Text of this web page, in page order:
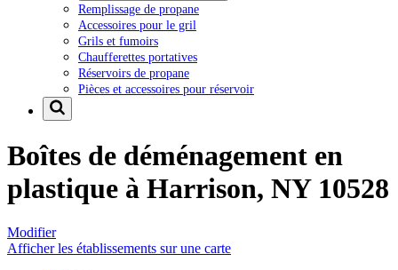
Remplissage de propane
Accessoires pour le gril
Grils et fumoirs
Chaufferettes portatives
Réservoirs de propane
Pièces et accessoires pour réservoir
Boîtes de déménagement en
plastique à Harrison, NY 10528
Modifier
Afficher les établissements sur une carte